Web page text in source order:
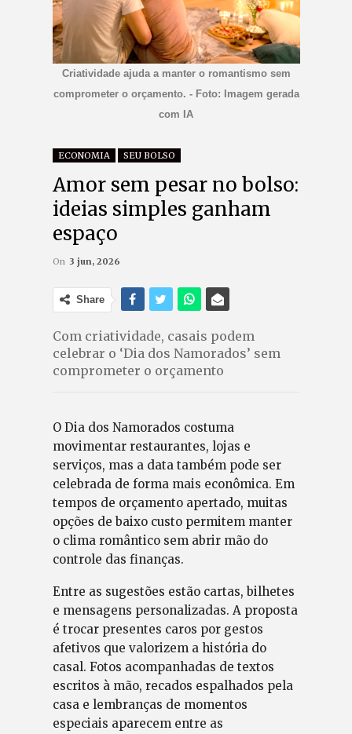
Criatividade ajuda a manter o romantismo sem
comprometer o orçamento. - Foto: Imagem gerada
com IA
ECONOMIA SEU BOLSO
Amor sem pesar no bolso:
ideias simples ganham
espaço
On 3 jun, 2026
Share
Com criatividade, casais podem
celebrar o ‘Dia dos Namorados’ sem
comprometer o orçamento
O Dia dos Namorados costuma
movimentar restaurantes, lojas e
serviços, mas a data também pode ser
celebrada de forma mais econômica. Em
tempos de orçamento apertado, muitas
opções de baixo custo permitem manter
o clima romântico sem abrir mão do
controle das finanças.
Entre as sugestões estão cartas, bilhetes
e mensagens personalizadas. A proposta
é trocar presentes caros por gestos
afetivos que valorizem a história do
casal. Fotos acompanhadas de textos
escritos à mão, recados espalhados pela
casa e lembranças de momentos
especiais aparecem entre as